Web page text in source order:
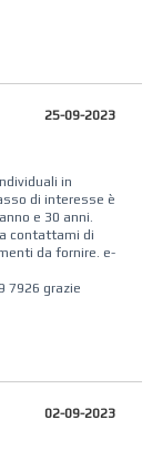
25-09-2023
in
di interesse è
e 30 anni.
contattami di
da fornire. e-
7926 grazie
02-09-2023